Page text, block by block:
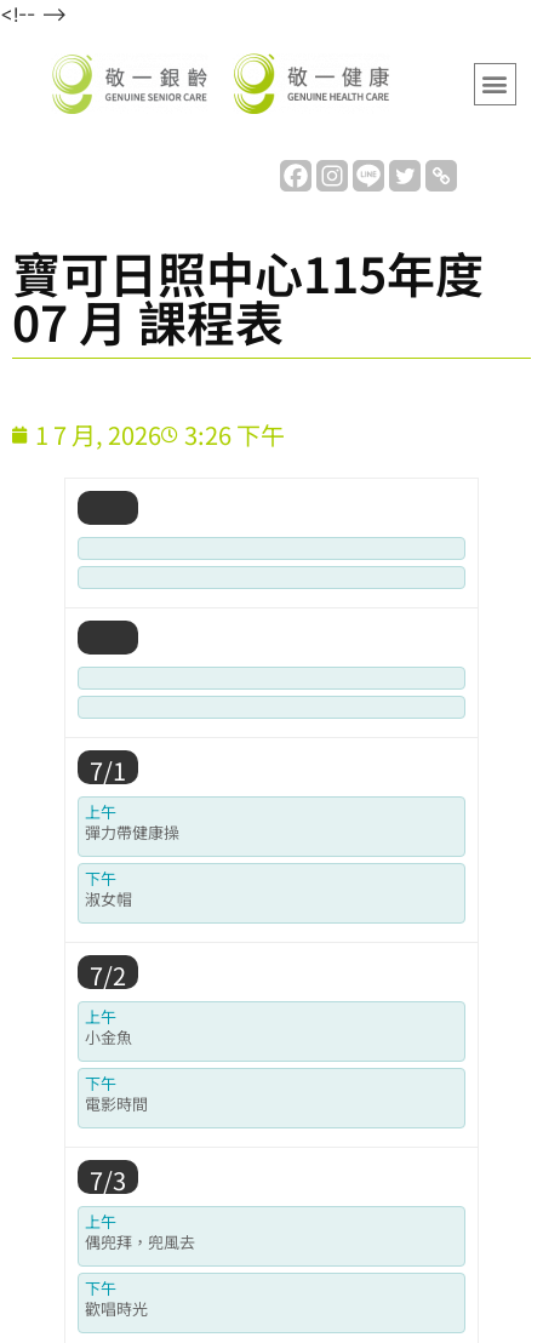
<!-- -->
寶可日照中心115年度
07 月 課程表
1 7 月, 2026 3:26 下午
7/1
上午
彈力帶健康操
下午
淑女帽
7/2
上午
小金魚
下午
電影時間
7/3
上午
偶兜拜，兜風去
下午
歡唱時光